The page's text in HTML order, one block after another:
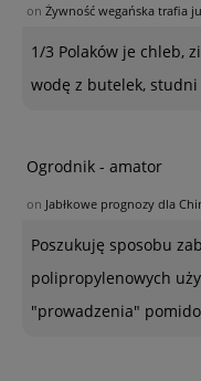
on Żywność wegańska trafia
1/3 Polaków je chleb,
wodę z butelek,
Ogrodnik - amator
on Jabłkowe prognozy dla
Poszukuję sposobu
polipropylenowych
"prowadzenia"